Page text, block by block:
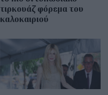
τιρκουάζ φόρεμα του
καλοκαιριού